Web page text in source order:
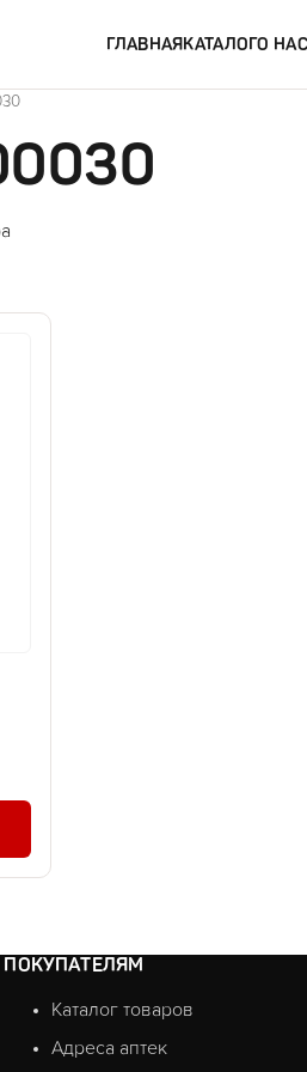
ГЛАВНАЯКАТАЛОГО НАС
ПОКУПАТЕЛЯМ
Каталог товаров
Адреса аптек